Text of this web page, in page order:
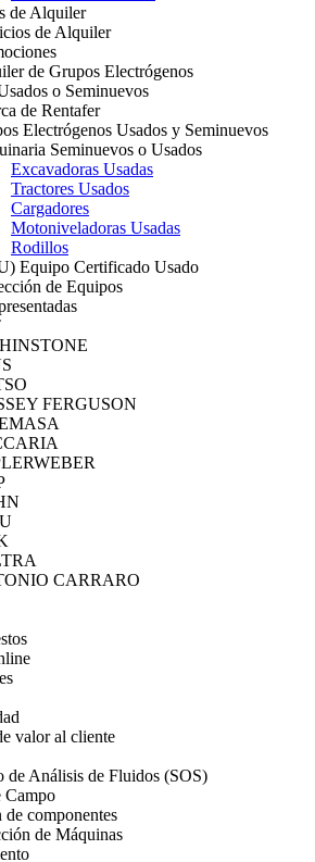
de Alquiler
de Alquiler
de Grupos Electrógenos
o Seminuevos
de Rentafer
Electrógenos Usados y Seminuevos
Seminuevos o Usados
Excavadoras Usadas
Tractores Usados
Cargadores
Motoniveladoras Usadas
Rodillos
Equipo Certificado Usado
de Equipos
FERGUSON
CARRARO
valor al cliente
de Análisis de Fluidos (SOS)
Campo
de componentes
de Máquinas